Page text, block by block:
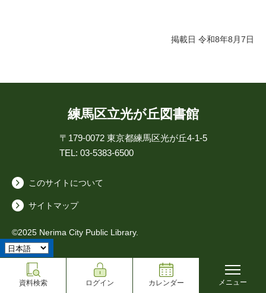
掲載日 令和8年8月7日
練馬区立光が丘図書館
〒179-0072 東京都練馬区光が丘4-1-5
TEL: 03-5383-6500
このサイトについて
サイトマップ
©2025 Nerima City Public Library.
資料検索 ログイン カレンダー メニュー